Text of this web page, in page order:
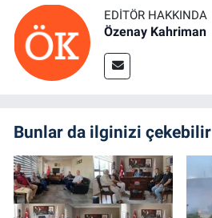
EDITÖR HAKKINDA
Özenay Kahriman
Bunlar da ilginizi çekebilir